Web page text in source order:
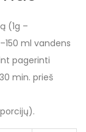
(1g –
ml vandens
pagerinti
min. prieš